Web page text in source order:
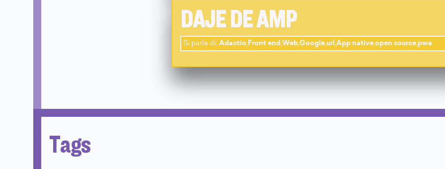
DAJE DE AMP
Si parla di:Adactio, Front end,Web,Google,url,App native,open source,pwa
Tags